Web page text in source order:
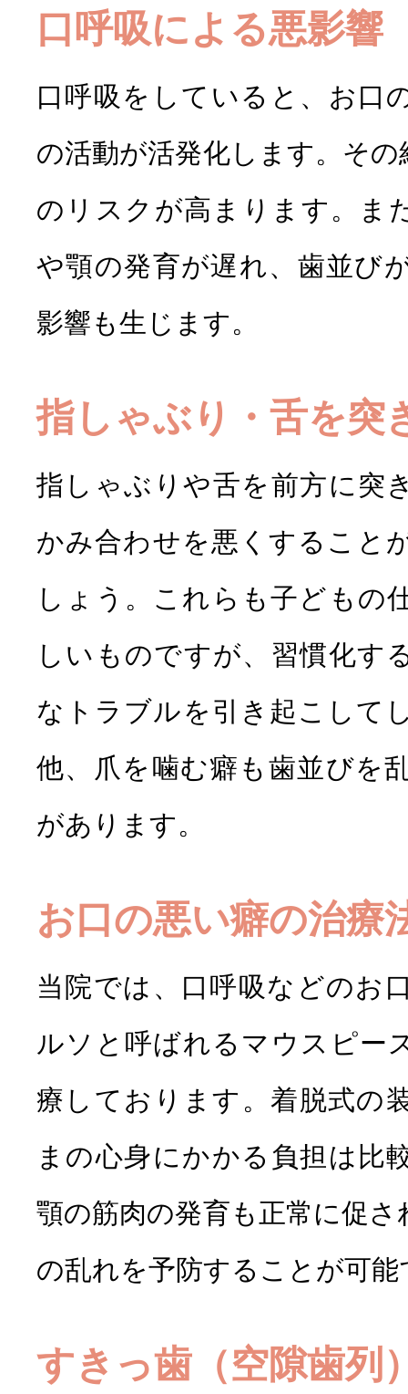
口呼吸による悪影響
口呼吸をしていると、お口
の活動が活発化します。そ
のリスクが高まります。ま
や顎の発育が遅れ、歯並び
影響も生じます。
指しゃぶり・舌を突
指しゃぶりや舌を前方に突
かみ合わせを悪くすること
しょう。これらも子どもの
しいものですが、習慣化す
なトラブルを引き起こして
他、爪を噛む癖も歯並びを
があります。
お口の悪い癖の治療
当院では、口呼吸などのお
ルソと呼ばれるマウスピー
療しております。着脱式の
まの心身にかかる負担は比
顎の筋肉の発育も正常に促
の乱れを予防することが可能
すきっ歯（空隙歯列